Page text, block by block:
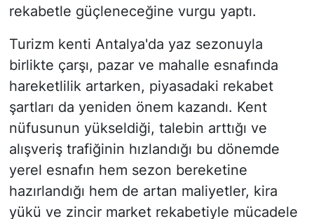
rekabetle güçleneceğine vurgu yaptı.
Turizm kenti Antalya'da yaz sezonuyla
birlikte çarşı, pazar ve mahalle esnafında
hareketlilik artarken, piyasadaki rekabet
şartları da yeniden önem kazandı. Kent
nüfusunun yükseldiği, talebin arttığı ve
alışveriş trafiğinin hızlandığı bu dönemde
yerel esnafın hem sezon bereketine
hazırlandığı hem de artan maliyetler, kira
yükü ve zincir market rekabetiyle mücadele